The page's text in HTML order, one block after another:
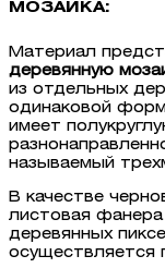
МОЗАИКА:
Материал
деревянную
из отдельных
одинаковой
имеет
называемый
В качестве
листовая фанера
деревянных
осуществляется